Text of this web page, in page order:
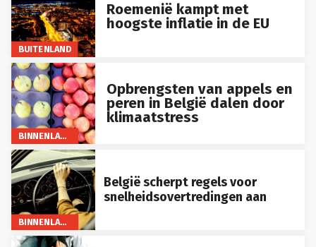
BUITENLAND
Roemenië kampt met
hoogste inflatie in de EU
BINNENLAND
Opbrengsten van appels en
peren in België dalen door
klimaatstress
BINNENLAND
België scherpt regels voor
snelheidsovertredingen aan